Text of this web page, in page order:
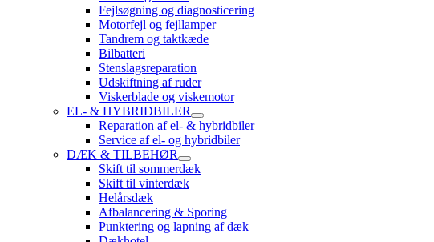
Fejlsøgning og diagnosticering
Motorfejl og fejllamper
Tandrem og taktkæde
Bilbatteri
Stenslagsreparation
Udskiftning af ruder
Viskerblade og viskemotor
EL- & HYBRIDBILER
Reparation af el- & hybridbiler
Service af el- og hybridbiler
DÆK & TILBEHØR
Skift til sommerdæk
Skift til vinterdæk
Helårsdæk
Afbalancering & Sporing
Punktering og lapning af dæk